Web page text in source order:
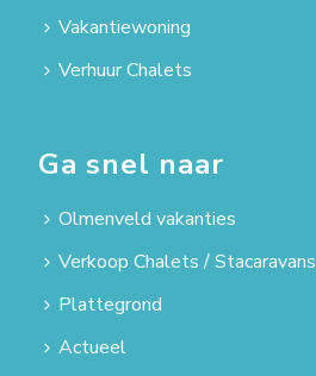
Vakantiewoning
Verhuur Chalets
Ga snel naar
Olmenveld vakanties
Verkoop Chalets / Stacaravans
Plattegrond
Actueel